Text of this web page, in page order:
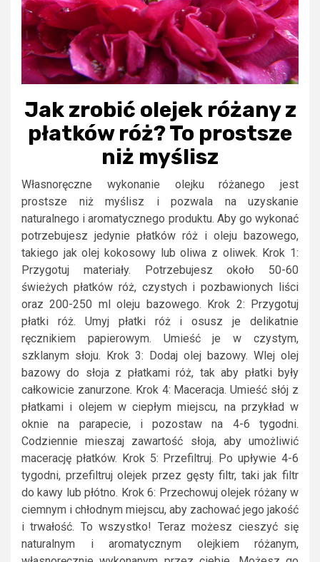
Jak zrobić olejek różany z
płatków róż? To prostsze
niż myślisz
Własnoręczne wykonanie olejku różanego jest
prostsze niż myślisz i pozwala na uzyskanie
naturalnego i aromatycznego produktu. Aby go wykonać
potrzebujesz jedynie płatków róż i oleju bazowego,
takiego jak olej kokosowy lub oliwa z oliwek. Krok 1:
Przygotuj materiały. Potrzebujesz około 50-60
świeżych płatków róż, czystych i pozbawionych liści
oraz 200-250 ml oleju bazowego. Krok 2: Przygotuj
płatki róż. Umyj płatki róż i osusz je delikatnie
ręcznikiem papierowym. Umieść je w czystym,
szklanym słoju. Krok 3: Dodaj olej bazowy. Wlej olej
bazowy do słoja z płatkami róż, tak aby płatki były
całkowicie zanurzone. Krok 4: Maceracja. Umieść słój z
płatkami i olejem w ciepłym miejscu, na przykład w
oknie na parapecie, i pozostaw na 4-6 tygodni.
Codziennie mieszaj zawartość słoja, aby umożliwić
macerację płatków. Krok 5: Przefiltruj. Po upływie 4-6
tygodni, przefiltruj olejek przez gęsty filtr, taki jak filtr
do kawy lub płótno. Krok 6: Przechowuj olejek różany w
ciemnym i chłodnym miejscu, aby zachować jego jakość
i trwałość. To wszystko! Teraz możesz cieszyć się
naturalnym i aromatycznym olejkiem różanym,